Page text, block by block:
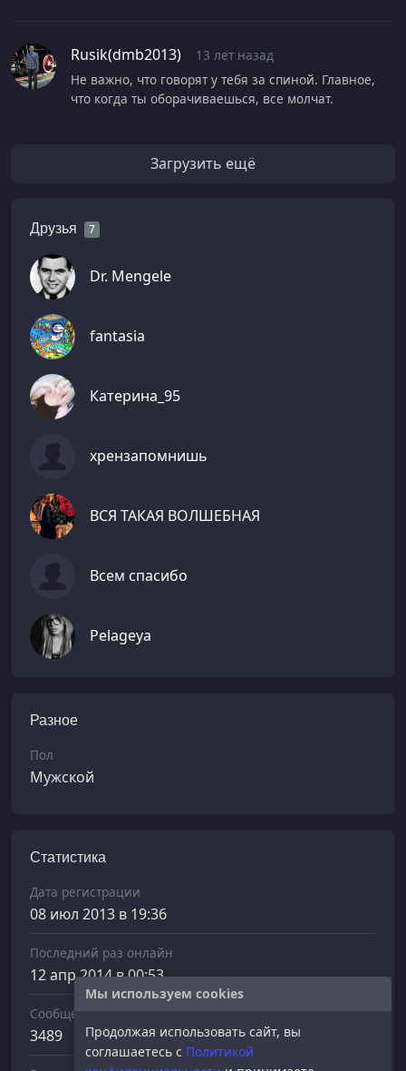
Rusik(dmb2013)
13 лет назад
Не важно, что говорят у тебя за спиной. Главное,
что когда ты оборачиваешься, все молчат.
Загрузить ещё
Друзья 7
Dr. Mengele
fantasia
Катерина_95
хрензапомнишь
ВСЯ ТАКАЯ ВОЛШЕБНАЯ
Всем спасибо
Pelageya
Разное
Пол
Мужской
Статистика
Дата регистрации
08 июл 2013 в 19:36
Последний раз онлайн
12 апр 2014 в 00:53
Сообщений отправлено
3489
Мы используем cookies
Продолжая использовать сайт, вы
соглашаетесь с Политикой